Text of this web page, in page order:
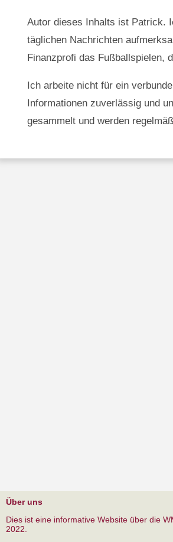
Autor dieses Inhalts ist Patrick.
täglichen Nachrichten
Finanzprofi das Fußballspielen,
Ich arbeite nicht für ein
Informationen zuverlässig und
gesammelt und werden
Über uns
Dies ist eine informative Website über die
2022.